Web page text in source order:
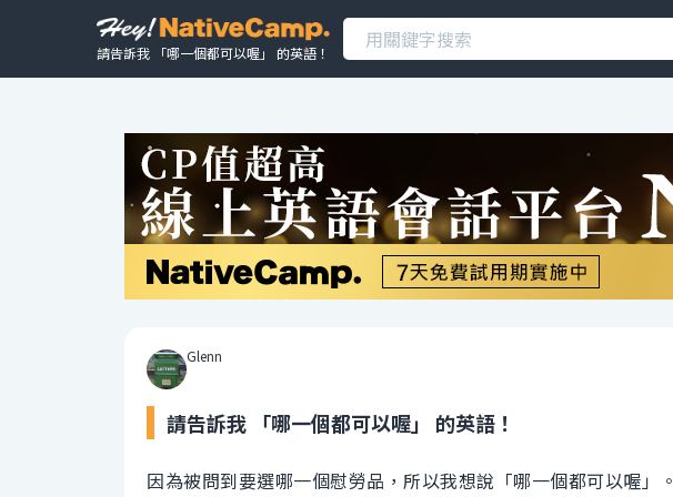
請告訴我 「哪一個都可以喔」 的英語！
Glenn
請告訴我 「哪一個都可以喔」 的英語！
因為被問到要選哪一個慰勞品，所以我想說「哪一個都可以喔」。